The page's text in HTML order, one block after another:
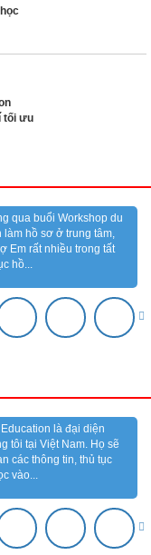
tối ưu
qua buổi Workshop du
làm hồ sơ ở trung tâm,
Em rất nhiều trong tất
hồ...
là đại diện
tôi tại Việt Nam. Họ sẽ
các thông tin, thủ tục
vào...